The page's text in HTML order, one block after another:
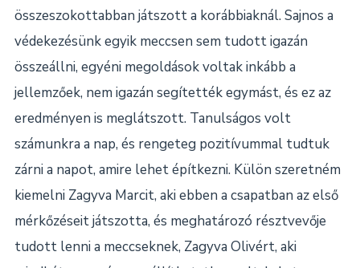
összeszokottabban játszott a korábbiaknál. Sajnos a
védekezésünk egyik meccsen sem tudott igazán
összeállni, egyéni megoldások voltak inkább a
jellemzőek, nem igazán segítették egymást, és ez az
eredményen is meglátszott. Tanulságos volt
számunkra a nap, és rengeteg pozitívummal tudtuk
zárni a napot, amire lehet építkezni. Külön szeretném
kiemelni Zagyva Marcit, aki ebben a csapatban az első
mérkőzéseit játszotta, és meghatározó résztvevője
tudott lenni a meccseknek, Zagyva Olivért, aki